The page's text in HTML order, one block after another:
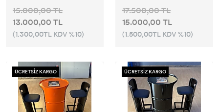
15.000,00 TL
13.000,00 TL
(1.300,00TL KDV %10)
17.500,00 TL
15.000,00 TL
(1.500,00TL KDV %10)
ÜCRETSİZ KARGO ÜCRETSİZ KARGO